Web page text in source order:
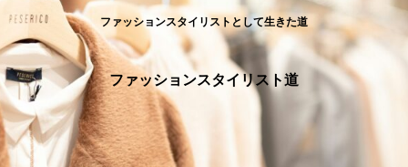
ファッションスタイリストとして生きた道
ファッションスタイリスト道